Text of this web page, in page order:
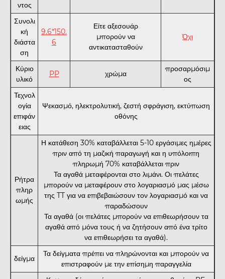
ντος
Συνολι
κή
διάστα
ση
9.6*150.
6
Είτε αξεσουάρ
μπορούν να
αντικατασταθούν
Όχι
Κύριο
υλικό
PP χρώμα
προσαρμόσιμ
ος
Τεχνολ
ογία
επιφάν
ειας
Ψεκασμό, ηλεκτρολυτική, ζεστή σφράγιση, εκτύπωση
οθόνης
Ρήτρα
πληρ
ωμής
Η κατάθεση 30% καταβάλλεται 5-10 εργάσιμες ημέρες
πριν από τη μαζική παραγωγή και η υπόλοιπη
πληρωμή 70% καταβάλλεται πριν
Τα αγαθά μεταφέρονται στο λιμάνι. Οι πελάτες
μπορούν να μεταφέρουν στο λογαριασμό μας μέσω
της TT για να επιβεβαιώσουν τον λογαριασμό και να
παραδώσουν
Τα αγαθά (οι πελάτες μπορούν να επιθεωρήσουν τα
αγαθά από μόνα τους ή να ζητήσουν από ένα τρίτο
να επιθεωρήσει τα αγαθά).
δείγμα
Τα δείγματα πρέπει να πληρώνονται και μπορούν να
επιστραφούν με την επίσημη παραγγελία